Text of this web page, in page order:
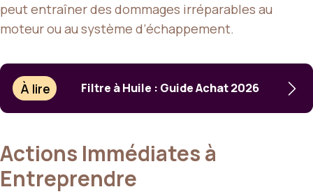
peut entraîner des dommages irréparables au
moteur ou au système d’échappement.
À lire Filtre à Huile : Guide Achat 2026
Actions Immédiates à
Entreprendre